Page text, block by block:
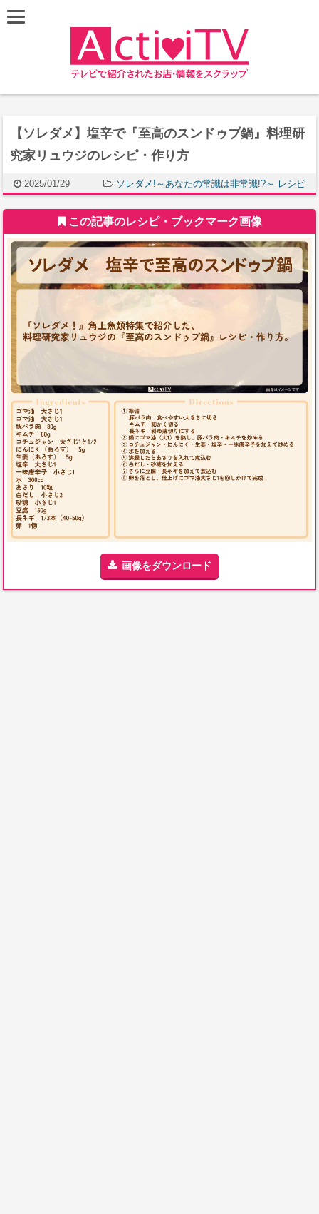
【ソレダメ】塩辛で『至高のスンドゥブ鍋』料理研
究家リュウジのレシピ・作り方
2025/01/29 ソレダメ!～あなたの常識は非常識!?～ レシピ
この記事のレシピ・ブックマーク画像
画像をダウンロード